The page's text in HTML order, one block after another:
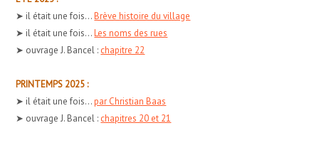
➤ il était une fois...Brève histoire du village
➤ il était une fois...Les noms des rues
➤ ouvrage J. Bancel : chapitre 22
PRINTEMPS 2025 :
➤ il était une fois...par Christian Baas
➤ ouvrage J. Bancel : chapitres 20 et 21